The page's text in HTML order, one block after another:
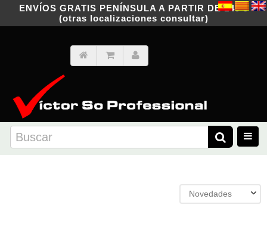
ENVÍOS GRATIS PENÍNSULA A PARTIR DE 149 €
(otras localizaciones consultar)
Novedades